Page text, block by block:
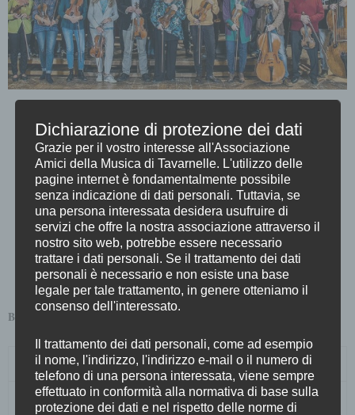
sabato 15 luglio 2023, ore 21.15
CHIOSTRO DELL’ABBAZIA
Franz Schubert
Ottetto in Fa maggiore op. 166 D. 803
SCOPRI DI PIÙ
BIGLIETTI
INTERO €15
RIDOTTO* €5
Dichiarazione di protezione dei dati
Grazie per il vostro interesse all'Associazione
Amici della Musica di Tavarnelle. L'utilizzo delle
pagine internet è fondamentalmente possibile
senza indicazione di dati personali. Tuttavia, se
una persona interessata desidera usufruire di
servizi che offre la nostra associazione attraverso il
nostro sito web, potrebbe essere necessario
trattare i dati personali. Se il trattamento dei dati
personali è necessario e non esiste una base
legale per tale trattamento, in genere otteniamo il
consenso dell'interessato.
Il trattamento dei dati personali, come ad esempio
il nome, l'indirizzo, l'indirizzo e-mail o il numero di
telefono di una persona interessata, viene sempre
effettuato in conformità alla normativa di base sulla
protezione dei dati e nel rispetto delle norme di